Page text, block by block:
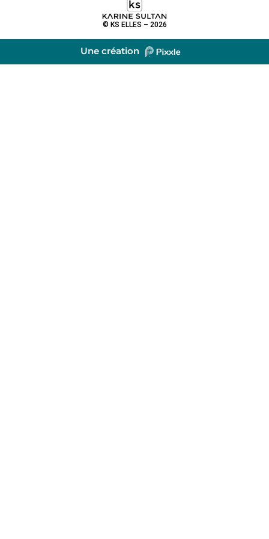
© KS ELLES – 2026
Une création